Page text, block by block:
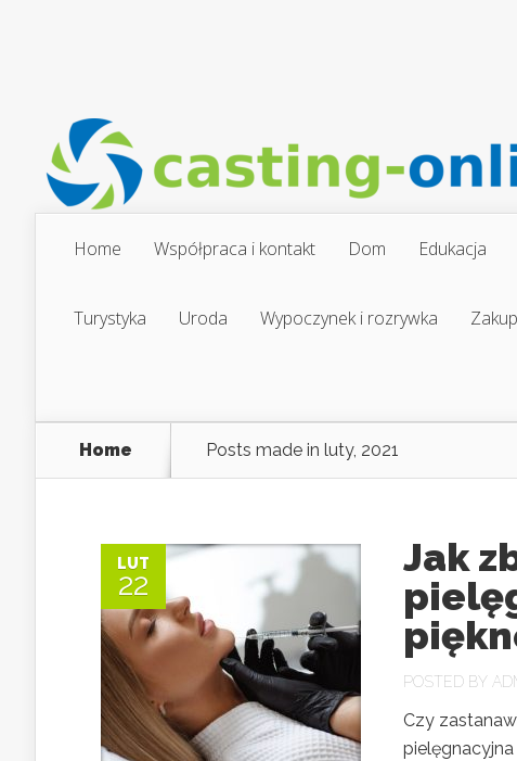
Home Współpraca i kontakt Dom Edukacja
Turystyka Uroda Wypoczynek i rozrywka
Home Posts made in luty, 2021
LUT
22
Jak
POSTED BY
Czy